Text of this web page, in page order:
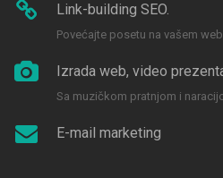
Link-building SEO.
Povećajte posetu na vašem
Izrada web, video
Sa muzičkom pratnjom i
E-mail marketing